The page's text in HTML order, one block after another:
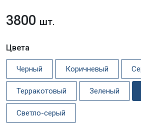
3800 шт.
Цвета
Черный Коричневый
Терракотовый Зеленый
Светло-серый